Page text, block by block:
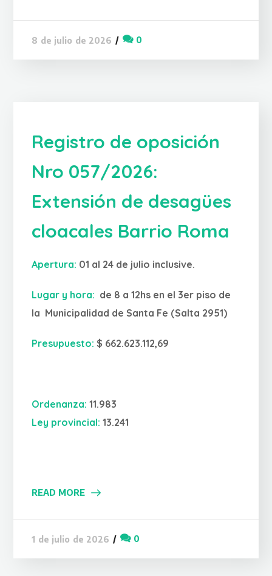
8 de julio de 2026 0
Registro de oposición
Nro 057/2026:
Extensión de desagües
cloacales Barrio Roma
Apertura: 01 al 24 de julio inclusive.
Lugar y hora: de 8 a 12hs en el 3er piso de
la Municipalidad de Santa Fe (Salta 2951)
Presupuesto: $ 662.623.112,69
Ordenanza: 11.983
Ley provincial: 13.241
READ MORE
1 de julio de 2026 0